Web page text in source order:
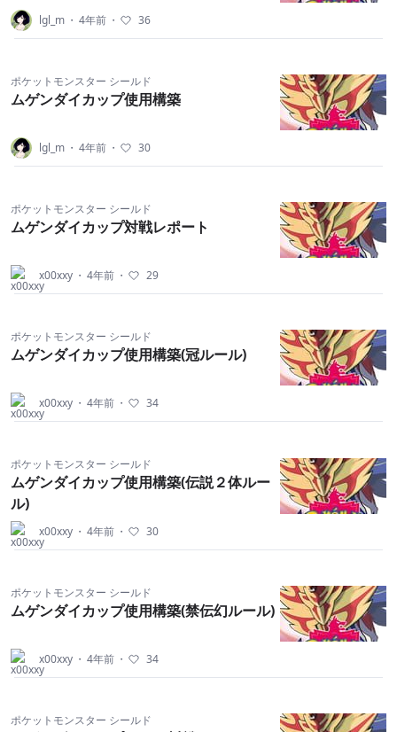
lgl_m ・ 4年前 ・ 36
ポケットモンスター シールド
ムゲンダイカップ使用構築
lgl_m ・ 4年前 ・ 30
ポケットモンスター シールド
ムゲンダイカップ対戦レポート
x00xxy ・ 4年前 ・ 29
ポケットモンスター シールド
ムゲンダイカップ使用構築(冠ルール)
x00xxy ・ 4年前 ・ 34
ポケットモンスター シールド
ムゲンダイカップ使用構築(伝説２体ルー
ル)
x00xxy ・ 4年前 ・ 30
ポケットモンスター シールド
ムゲンダイカップ使用構築(禁伝幻ルール)
x00xxy ・ 4年前 ・ 34
ポケットモンスター シールド